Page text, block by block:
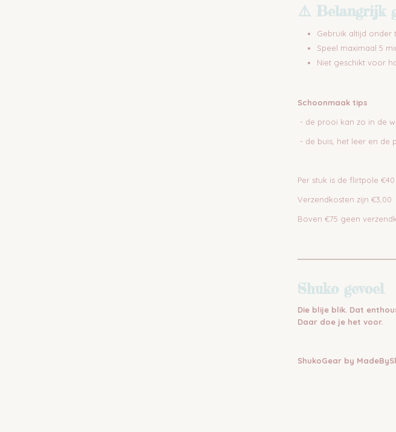
⚠️ Belangrijk
Gebruik altijd onder
Speel maximaal 5
Niet geschikt voor
Schoonmaak tips
- de prooi kan zo in de
- de buis, het leer en de
Per stuk is de flirtpole
Verzendkosten zijn €3,00
Boven €75 geen
Shuko gevoel
Die blije blik. Dat
Daar doe je het voor.
ShukoGear by